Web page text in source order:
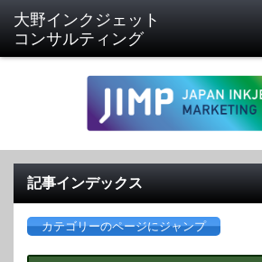
記事インデックス
カテゴリーのページにジャンプ